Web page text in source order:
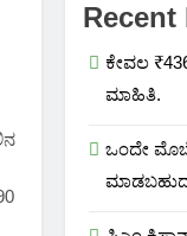
Recent
ಕೇವಲ
ಮಾಹಿತಿ.
ಒಂದೇ